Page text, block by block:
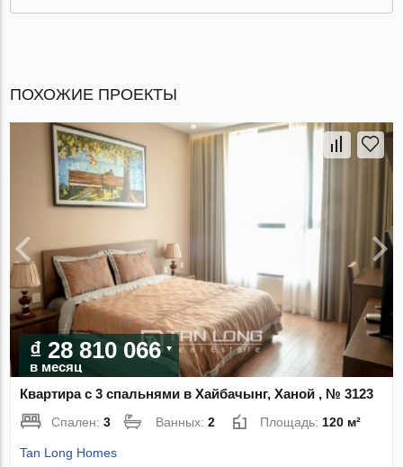
ПОХОЖИЕ ПРОЕКТЫ
₫ 28 810 066
в месяц
Квартира с 3 спальнями в Хайбачынг, Ханой , № 3123
Спален:3 Ванных:2 Площадь:120 м²
Tan Long Homes